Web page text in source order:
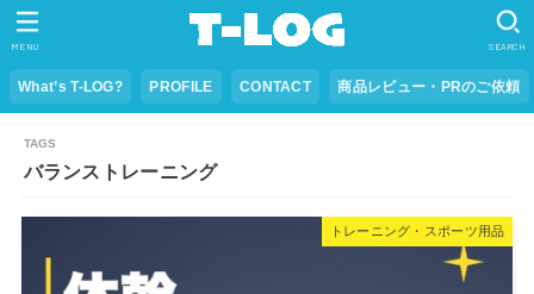
What’s T-LOG? PROFILE CONTACT 商品レビュー・PRのご依頼
SEARCH
MENU
バランストレーニング
トレーニング・スポーツ用品